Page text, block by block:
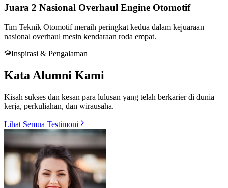
Juara 2 Nasional Overhaul Engine Otomotif
Tim Teknik Otomotif meraih peringkat kedua dalam kejuaraan
nasional overhaul mesin kendaraan roda empat.
Inspirasi & Pengalaman
Kata Alumni Kami
Kisah sukses dan kesan para lulusan yang telah berkarier di dunia
kerja, perkuliahan, dan wirausaha.
Lihat Semua Testimoni